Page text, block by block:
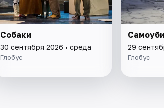
Собаки
30 сентября 2026 • среда
Глобус
29
Глобус